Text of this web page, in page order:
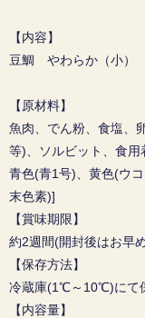
【内容】
豆鯛 やわらか（小）
【原材料】
魚肉、でん粉、食塩、
等)、ソルビット、食用
青色(青1号)、黄色(ウ
末色素)]
【賞味期限】
約2週間(開封後はお早
【保存方法】
冷蔵庫(1℃～10℃)にて
【内容量】